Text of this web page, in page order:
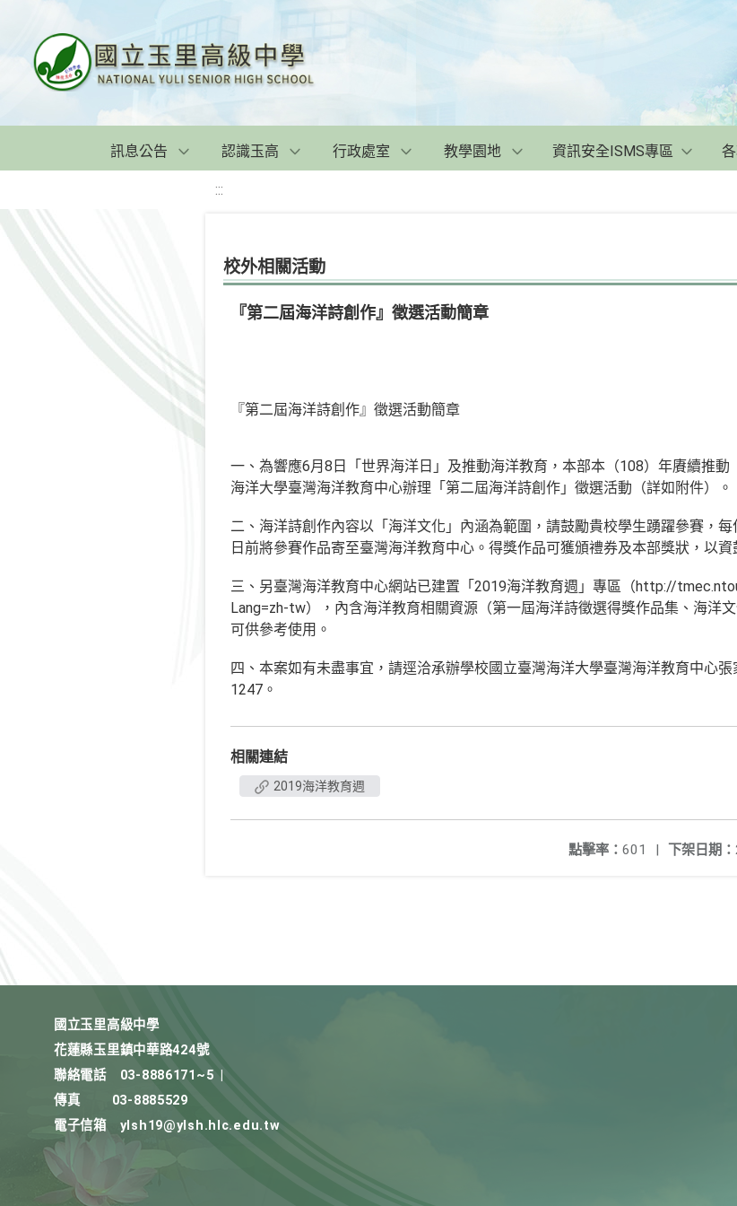
訊息公告 認識玉高 行政處室 教學園地 資訊安全ISMS專區
:::
校外相關活動
『第二屆海洋詩創作』徵選活動簡章
『第二屆海洋詩創作』徵選活動簡章
一、為響應6月8日「世界海洋日」及推動海洋教育，本部本（108）年賡續推
海洋大學臺灣海洋教育中心辦理「第二屆海洋詩創作」徵選活動（詳如附件）。
二、海洋詩創作內容以「海洋文化」內涵為範圍，請鼓勵貴校學生踴躍參賽，
日前將參賽作品寄至臺灣海洋教育中心。得獎作品可獲頒禮券及本部獎狀，以資
三、另臺灣海洋教育中心網站已建置「2019海洋教育週」專區（http://
Lang=zh-tw），內含海洋教育相關資源（第一屆海洋詩徵選得獎作品集、海洋
可供參考使用。
四、本案如有未盡事宜，請逕洽承辦學校國立臺灣海洋大學臺灣海洋教育中心
1247。
相關連結
2019海洋教育週
下架日期：
點擊率： 601 |
國立玉里高級中學
花蓮縣玉里鎮中華路424號
聯絡電話
03-8886171~5
傳真
03-8885529
電子信箱
ylsh19@ylsh.hlc.edu.tw